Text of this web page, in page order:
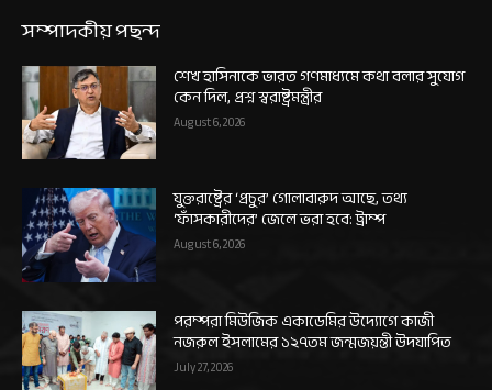
সম্পাদকীয় পছন্দ
শেখ হাসিনাকে ভারত গণমাধ্যমে কথা বলার সুযোগ
কেন দিল, প্রশ্ন স্বরাষ্ট্রমন্ত্রীর
August 6, 2026
যুক্তরাষ্ট্রের ‘প্রচুর’ গোলাবারুদ আছে, তথ্য
‘ফাঁসকারীদের’ জেলে ভরা হবে: ট্রাম্প
August 6, 2026
পরম্পরা মিউজিক একাডেমির উদ্যোগে কাজী
নজরুল ইসলামের ১২৭তম জন্মজয়ন্তী উদযাপিত
July 27, 2026